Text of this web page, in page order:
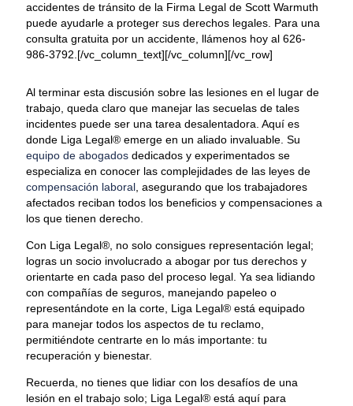
accidentes de tránsito de la Firma Legal de Scott Warmuth
puede ayudarle a proteger sus derechos legales. Para una
consulta gratuita por un accidente, llámenos hoy al 626-
986-3792.[/vc_column_text][/vc_column][/vc_row]
Al terminar esta discusión sobre las lesiones en el lugar de
trabajo, queda claro que manejar las secuelas de tales
incidentes puede ser una tarea desalentadora. Aquí es
donde Liga Legal® emerge en un aliado invaluable. Su
equipo de abogados dedicados y experimentados se
especializa en conocer las complejidades de las leyes de
compensación laboral , asegurando que los trabajadores
afectados reciban todos los beneficios y compensaciones a
los que tienen derecho.
Con Liga Legal®, no solo consigues representación legal;
logras un socio involucrado a abogar por tus derechos y
orientarte en cada paso del proceso legal. Ya sea lidiando
con compañías de seguros, manejando papeleo o
representándote en la corte, Liga Legal® está equipado
para manejar todos los aspectos de tu reclamo,
permitiéndote centrarte en lo más importante: tu
recuperación y bienestar.
Recuerda, no tienes que lidiar con los desafíos de una
lesión en el trabajo solo; Liga Legal® está aquí para